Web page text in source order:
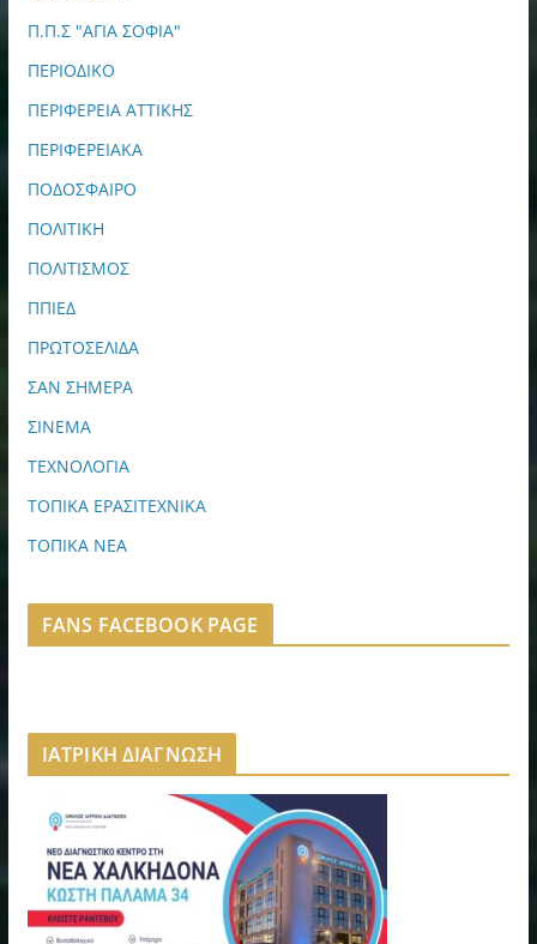
Π.Π.Σ "ΑΓΙΑ ΣΟΦΙΑ"
ΠΕΡΙΟΔΙΚΟ
ΠΕΡΙΦΕΡΕΙΑ ΑΤΤΙΚΗΣ
ΠΕΡΙΦΕΡΕΙΑΚΑ
ΠΟΔΟΣΦΑΙΡΟ
ΠΟΛΙΤΙΚΗ
ΠΟΛΙΤΙΣΜΟΣ
ΠΠΙΕΔ
ΠΡΩΤΟΣΕΛΙΔΑ
ΣΑΝ ΣΗΜΕΡΑ
ΣΙΝΕΜΑ
ΤΕΧΝΟΛΟΓΙΑ
ΤΟΠΙΚΑ ΕΡΑΣΙΤΕΧΝΙΚΑ
ΤΟΠΙΚΑ ΝΕΑ
FANS FACEBOOK PAGE
ΙΑΤΡΙΚΗ ΔΙΑΓΝΩΣΗ